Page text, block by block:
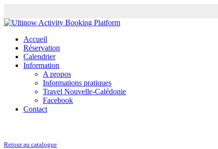
Accueil
Réservation
Calendrier
Information
A propos
Informations pratiques
Travel Nouvelle-Calédonie
Facebook
Contact
Retour au catalogue